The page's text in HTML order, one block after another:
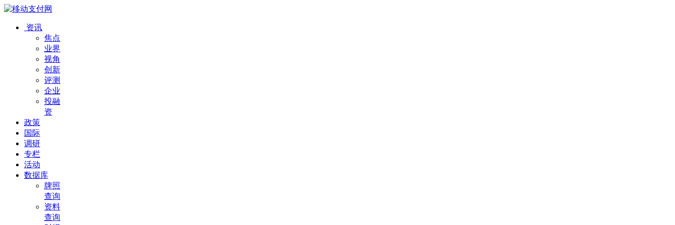
资讯
焦点
业界
视角
创新
评测
企业
投融
资
政策
国际
调研
专栏
活动
数据库
牌照
查询
资料
查询